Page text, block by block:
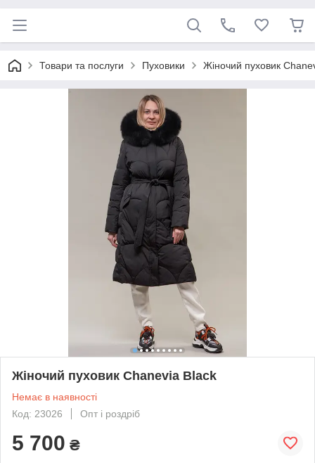
Товари та послуги Пуховики Жіночий пуховик
Жіночий пуховик Chanevia Black
Немає в наявності
Код: 23026
Опт і роздріб
5 700 ₴